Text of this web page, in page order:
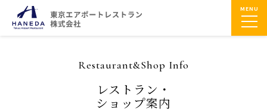
MENU
Restaurant&Shop Info
レストラン・
ショップ案内